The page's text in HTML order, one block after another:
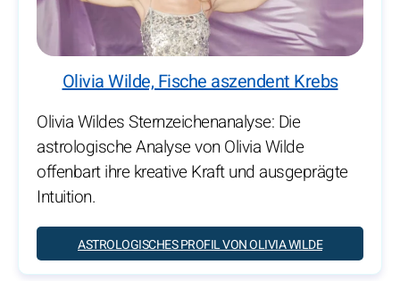
Olivia Wilde, Fische aszendent Krebs
Olivia Wildes Sternzeichenanalyse: Die
astrologische Analyse von Olivia Wilde
offenbart ihre kreative Kraft und ausgeprägte
Intuition.
ASTROLOGISCHES PROFIL VON OLIVIA WILDE